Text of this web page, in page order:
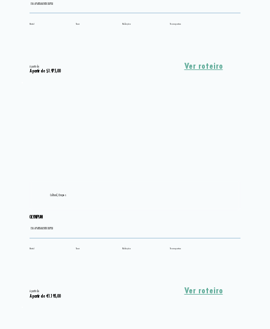
Ver roteiro
A partir de $1.975,00
A partir de
EM APARTAMENTO DUPLO
Hotel Tour Refeição Transportes
Cultural, Grupos
Ver roteiro
A partir de €1.195,00
A partir de
OLYMPIAN
EM APARTAMENTO DUPLO
Hotel Tour Refeição Transportes